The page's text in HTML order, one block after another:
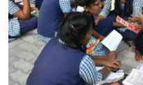
Politics